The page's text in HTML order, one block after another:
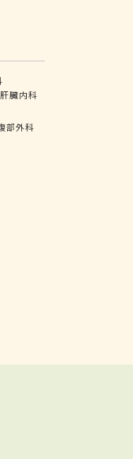
肝臓内科
部外科